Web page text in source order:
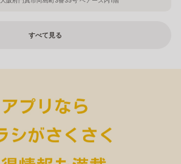
すべて見る